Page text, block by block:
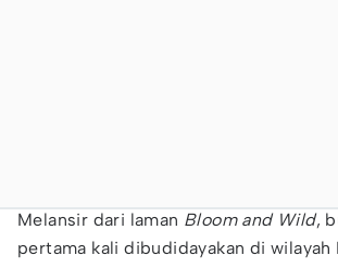
Melansir dari laman Bloom and Wild,
pertama kali dibudidayakan di wilayah